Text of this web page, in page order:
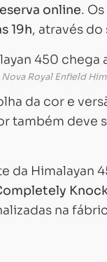
online.
19h, através do
Nova Royal Enfield
da cor e
também deve
da Himalayan
na